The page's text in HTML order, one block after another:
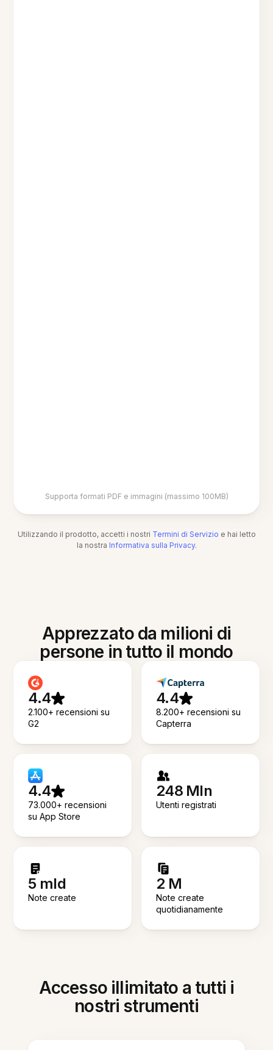
Supporta formati PDF e immagini (massimo 100MB)
Utilizzando il prodotto, accetti i nostri Termini di Servizio e hai letto
la nostra Informativa sulla Privacy.
Apprezzato da milioni di
persone in tutto il mondo
4.4
2.100+ recensioni su
G2
4.4
8.200+ recensioni su
Capterra
4.4
73.000+ recensioni
su App Store
248 Mln
Utenti registrati
5 mld
Note create
2 M
Note create
quotidianamente
Accesso illimitato a tutti i
nostri strumenti